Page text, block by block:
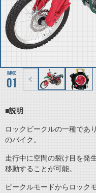
01
■説明
ロックビークルの一種であ
のバイク。
走行中に空間の裂け目を発
移動することが可能。
ビークルモードからロック